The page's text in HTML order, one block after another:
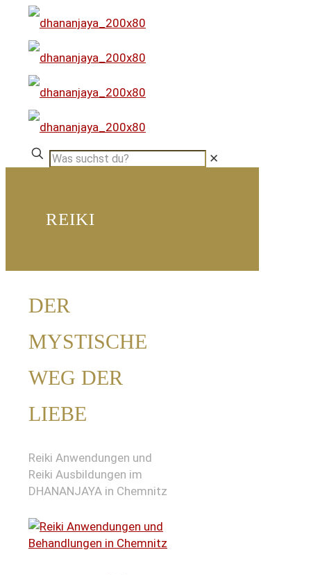
✕
REIKI
DER
MYSTISCHE
WEG DER
LIEBE
Reiki Anwendungen und
Reiki Ausbildungen im
DHANANJAYA in Chemnitz